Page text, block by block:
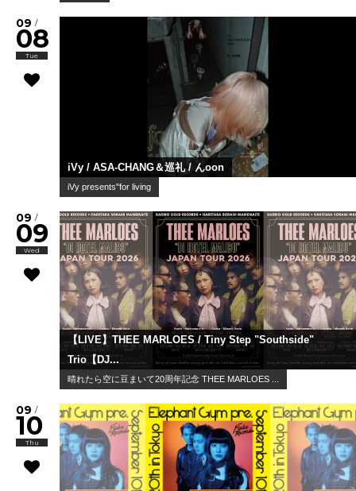
09 /
08
Tue
iVy / ASA-CHANG＆巡礼 / んoon
iVy presents"for living
09 /
09
Wed
【LIVE】THEE MARLOES / Tiny Step "Southside"
Trio【DJ...
晴れたら空に豆まいて20周年記念 THEE MARLOES ...
09 /
10
Thu